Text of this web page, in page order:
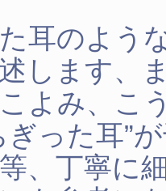
た耳のよう
します、
よみ、こ
ぎった耳”
、丁寧に